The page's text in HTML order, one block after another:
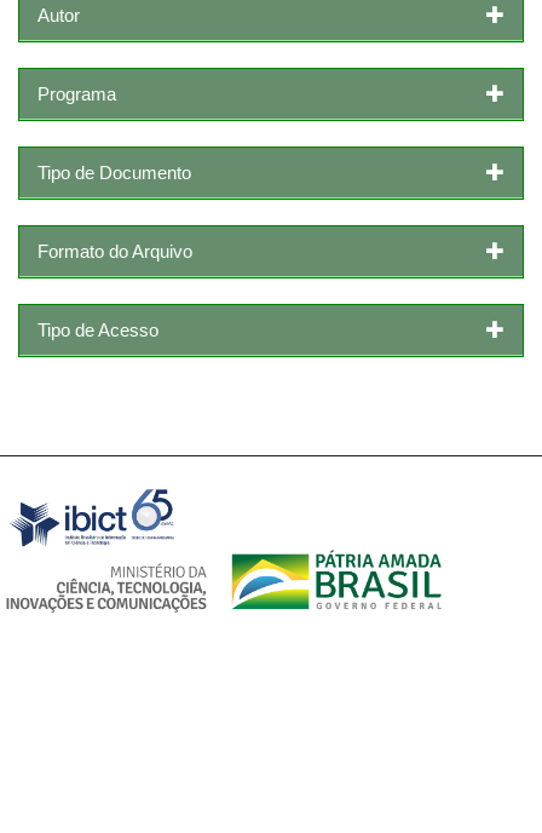
Autor
Programa
Tipo de Documento
Formato do Arquivo
Tipo de Acesso